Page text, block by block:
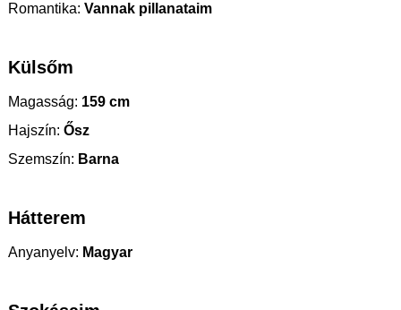
Romantika: Vannak pillanataim
Külsőm
Magasság: 159 cm
Hajszín: Ősz
Szemszín: Barna
Hátterem
Anyanyelv: Magyar